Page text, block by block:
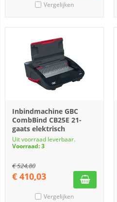
Vergelijken
Inbindmachine GBC
CombBind CB25E 21-
gaats elektrisch
Uit voorraad leverbaar.
Voorraad: 3
€524,80
€ 410,03
Vergelijken